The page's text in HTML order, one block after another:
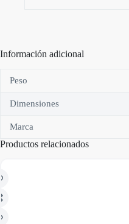
Información adicional
Peso
Dimensiones
Marca
Productos relacionados